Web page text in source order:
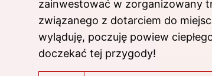
zainwestować w zorganizowany
związanego z dotarciem do
wyląduję, poczuję powiew
doczekać tej przygody!